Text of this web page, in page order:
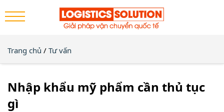
Trang chủ / Tư vấn
Nhập khẩu mỹ phẩm cần thủ tục
gì